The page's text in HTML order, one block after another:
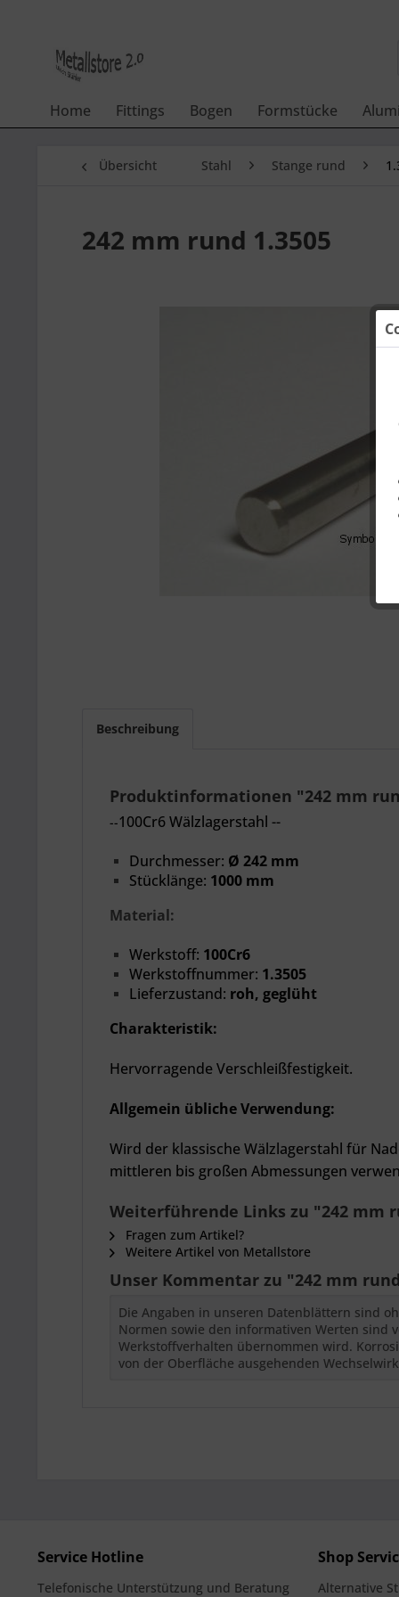
Home Fittings Bogen Formstücke
Übersicht Stahl Stange rund
242 mm rund 1.3505
Beschreibung
Produktinformationen "242 mm
--100Cr6Wälzlagerstahl --
Durchmesser: Ø 242 mm
Stücklänge: 1000 mm
Material:
Werkstoff: 100Cr6
Werkstoffnummer: 1.3505
Lieferzustand: roh, geglüht
Charakteristik:
Hervorragende Verschleißfestigkeit.
Allgemein übliche Verwendung:
Wird der klassische Wälzlagerstahl für
mittleren bis großen Abmessungen
Weiterführende Links zu "242 mm
Fragen zum Artikel?
Weitere Artikel von Metallstore
Unser Kommentar zu "242 mm
Die Angaben in unseren Datenblättern sind
Normen sowie den informativen Werten sind
Werkstoffverhalten übernommen wird.
von der Oberfläche ausgehenden
Service Hotline
Telefonische Unterstützung und Beratung
Shop
Alternative